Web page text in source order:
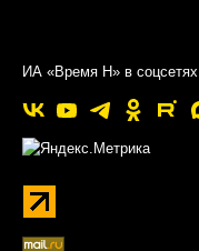
ИА «Время Н» в соцсетях